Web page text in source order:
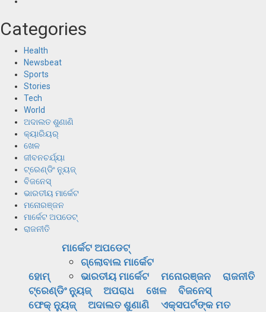
Categories
Health
Newsbeat
Sports
Stories
Tech
World
ଅଦାଲତ ଶୁଣାଣି
କ୍ୟାରିୟର୍
ଖେଳ
ଜୀବନଚର୍ଯ୍ୟା
ଟ୍ରେଣ୍ଡିଂ ନ୍ୟୁଜ୍
ବିଜନେସ୍
ଭାରତୀୟ ମାର୍କେଟ
ମନୋରଞ୍ଜନ
ମାର୍କେଟ ଅପଡେଟ୍
ରାଜନୀତି
ହୋମ୍
ମାର୍କେଟ ଅପଡେଟ୍
ଗ୍ଲୋବାଲ ମାର୍କେଟ
ଭାରତୀୟ ମାର୍କେଟ
ମନୋରଞ୍ଜନ
ରାଜନୀତି
ଟ୍ରେଣ୍ଡିଂ ନ୍ୟୁଜ୍
ଅପରାଧ ଖେଳ
ବିଜନେସ୍
ଫେକ୍ ନ୍ୟୁଜ୍
ଅଦାଲତ ଶୁଣାଣି
ଏକ୍ସପର୍ଟଙ୍କ ମତ